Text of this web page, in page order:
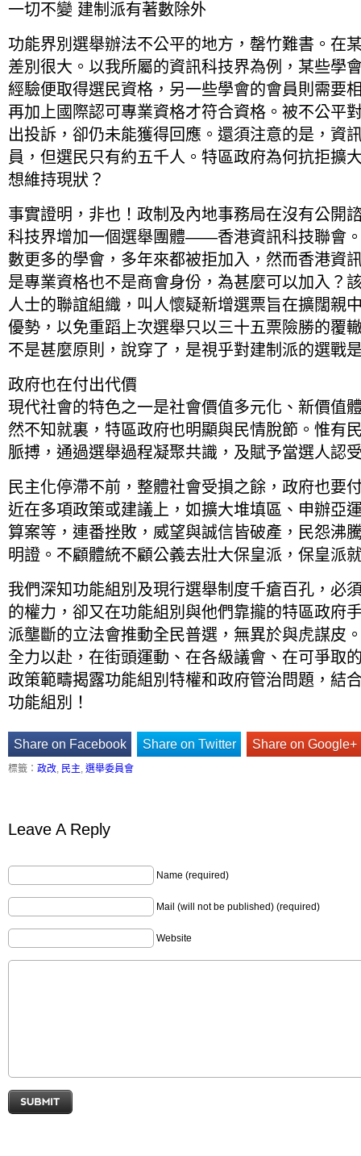
一切不變 建制派有著數除外
功能界別選舉辦法不公平的地方，罄竹難書。在
差別很大。以我所屬的資訊科技界為例，某些學
經驗便取得選民資格，另一些學會的會員則需要
再加上國際認可專業資格才符合資格。被不公平
出投訴，卻仍未能獲得回應。還須注意的是，資
員，但選民只有約五千人。特區政府為何抗拒擴
想維持現狀？
事實證明，非也！政制及內地事務局在沒有公開
科技界增加一個選舉團體——香港資訊科技聯會
數更多的學會，多年來都被拒加入，然而香港資
是專業資格也不是商會身份，為甚麼可以加入？
人士的聯誼組織，叫人懷疑新增選票旨在擴闊親
優勢，以免重蹈上次選舉只以三十五票險勝的覆
不是甚麼原則，說穿了，是視乎對建制派的選戰
政府也在付出代價
現代社會的特色之一是社會價值多元化、新價值
然不知就裏，特區政府也明顯與民情脫節。惟有
脈搏，通過選舉過程凝聚共識，及賦予當選人認
民主化停滯不前，整體社會受損之餘，政府也要
近在多項政策或建議上，如擴大堆填區、申辦亞
算案等，連番挫敗，威望與誠信皆破產，民怨沸
明證。不顧體統不顧公義去壯大保皇派，保皇派
我們深知功能組別及現行選舉制度千瘡百孔，必
的權力，卻又在功能組別與他們靠攏的特區政府
派壟斷的立法會推動全民普選，無異於與虎謀皮
全力以赴，在街頭運動、在各級議會、在可爭取
政策範疇揭露功能組別特權和政府管治問題，結
功能組別！
Share on Facebook Share on Twitter Share on Google+
標籤： 政改, 民主, 選舉委員會
Leave A Reply
Name (required)
Mail (will not be published) (required)
Website